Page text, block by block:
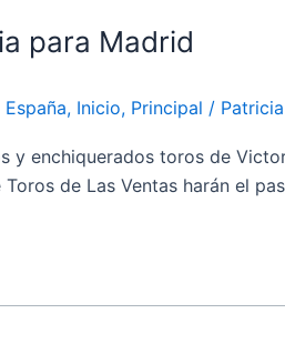
para Madrid
España, Inicio, Principal /
y enchiquerados toros de
de Las Ventas harán el